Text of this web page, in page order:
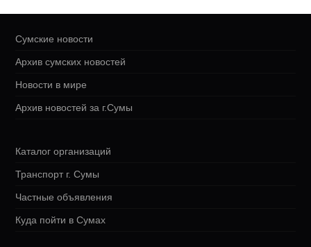
Сумские новости
Архив сумских новостей
Новости в мире
Архив новостей за г.Сумы
Каталог организаций
Транспорт г. Сумы
Частные объявления
Куда пойти в Сумах